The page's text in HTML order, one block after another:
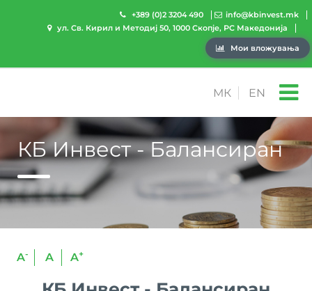
+389 (0)2 3204 490
info@kbinvest.mk
ул. Св. Кирил и Методиј 50, 1000 Скопје, РС Македонија
Мои вложувања
МК EN
КБ Инвест - Балансиран
A- A A+